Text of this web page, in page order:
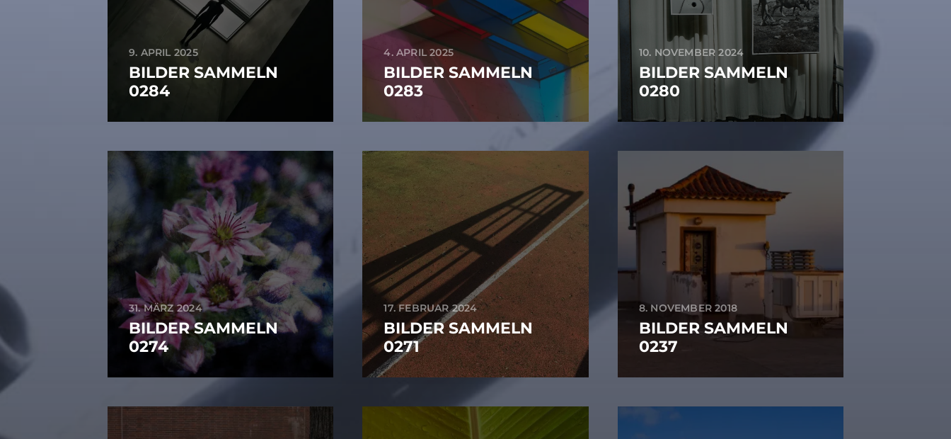
9. APRIL 2025
BILDER SAMMELN
0284
4. APRIL 2025
BILDER SAMMELN
0283
10. NOVEMBER 2024
BILDER SAMMELN
0280
31. MÄRZ 2024
BILDER SAMMELN
0274
17. FEBRUAR 2024
BILDER SAMMELN
0271
8. NOVEMBER 2018
BILDER SAMMELN
0237